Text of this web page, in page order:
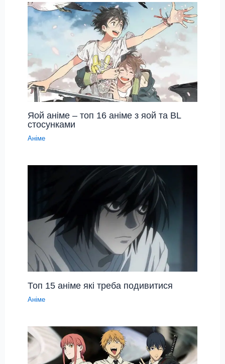
Яой аніме – топ 16 аніме з яой та BL
стосунками
Аніме
Топ 15 аніме які треба подивитися
Аніме